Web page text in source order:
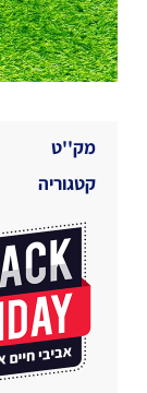
מק''ט
קטגוריה